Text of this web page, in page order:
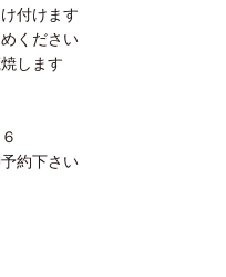
付けます
ください
します
約下さい